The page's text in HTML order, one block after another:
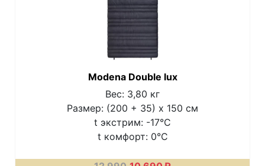
Modena Double lux
Вес: 3,80 кг
Размер: (200 + 35) х 150 см
t экстрим: -17°C
t комфорт: 0°C